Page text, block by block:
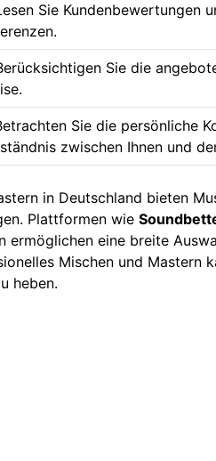
Sie Kundenbewertungen
Sie die
Sie die persönliche
zwischen Ihnen und
in Deutschland bieten
Plattformen wie
eine breite
Mischen und Mastern
heben.